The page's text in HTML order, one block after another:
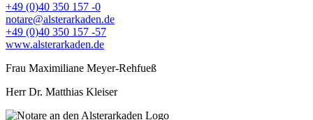
+49 (0)40 350 157 -0
notare@alsterarkaden.de
+49 (0)40 350 157 -57
www.alsterarkaden.de
Frau Maximiliane Meyer-Rehfueß
Herr Dr. Matthias Kleiser